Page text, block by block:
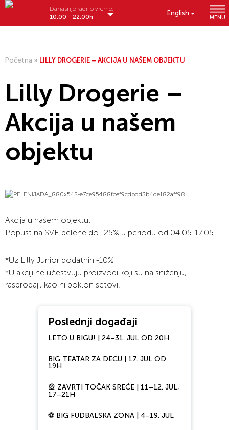
English
MENU
Današnje radno vreme:
10:00 - 22:00h
Početna » LILLY DROGERIE – AKCIJA U NAŠEM OBJEKTU
Lilly Drogerie –
Akcija u našem
objektu
Akcija u našem objektu:
Popust na SVE pelene do -25% u periodu od 04.05-17.05.
*Uz Lilly Junior dodatnih -10%
*U akciji ne učestvuju proizvodi koji su na sniženju,
rasprodaji, kao ni poklon setovi.
Poslednji događaji
LETO U BIGU! | 24–31. JUL OD 20H
BIG TEATAR ZA DECU | 17. JUL OD
19H
🎡 ZAVRTI TOČAK SREĆE | 11–12. JUL,
17–21H
⚽ BIG FUDBALSKA ZONA | 4–19. JUL